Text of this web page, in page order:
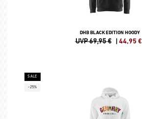
DHB BLACK EDITION HOODY
UVP 69,95 € | 44,95 €
SALE
-25%